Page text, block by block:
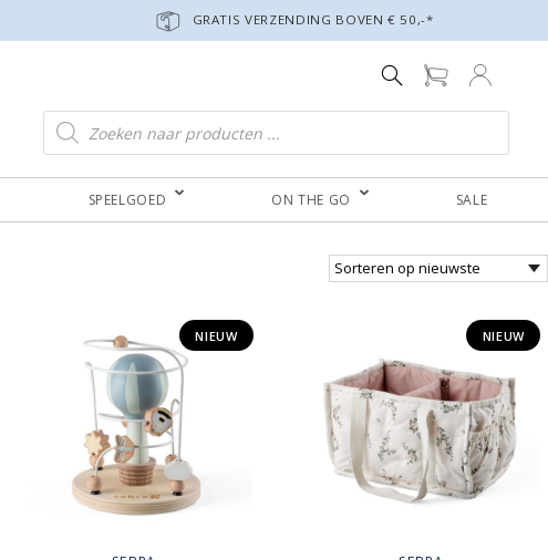
GRATIS VERZENDING BOVEN € 50,-*
Producten zoeken
SPEELGOED ON THE GO SALE
NIEUW NIEUW